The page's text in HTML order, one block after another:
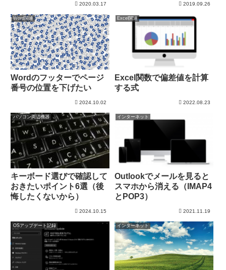
2020.03.17 2019.09.26
Word関連
Wordのフッターでページ
番号の位置を下げたい
2024.10.02
Excel関連
Excel関数で偏差値を計算
する式
2022.08.23
パソコン周辺機器
キーボード選びで確認して
おきたいポイント6選（後
悔したくないから）
2024.10.15
インターネット
Outlookでメールを見ると
スマホから消える（IMAP4
とPOP3）
2021.11.19
OSアップデート記録 インターネット